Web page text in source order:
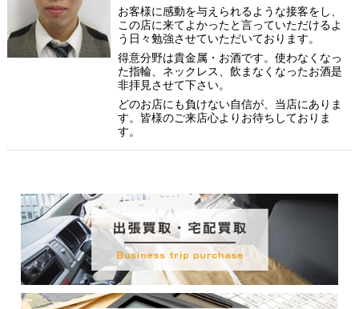
お客様に感動を与えられるような接客をし、
この店に来てよかったと言っていただけるよ
う日々勉強させていただいております。
得意分野は貴金属・お酒です。使わなくなっ
た指輪、ネックレス、飲まなくなったお酒是
非拝見させて下さい。
どのお店にも負けない自信が、当店にありま
す。皆様のご来店心よりお待ちしておりま
す。